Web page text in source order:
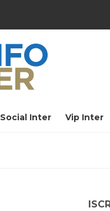
Social Inter Vip Inter